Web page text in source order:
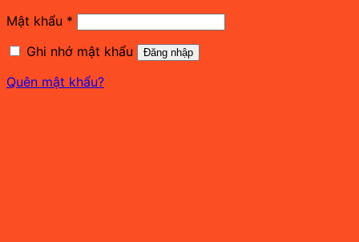
Mật khẩu * Bắt
buộc
Ghi nhớ mật khẩu
Đăng nhập
Quên mật khẩu?